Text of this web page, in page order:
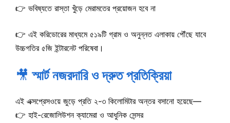
👉 ভবিষ্যতে রাস্তা খুঁড়ে মেরামতের প্রয়োজন হবে না
👉 এই করিডোরের মাধ্যমে ৫১৯টি গ্রাম ও অনুন্নত এলাকায় পৌঁছে যাবে
উচ্চগতির ৫জি ইন্টারনেট পরিষেবা।
🎥স্মার্ট নজরদারি ও দ্রুত প্রতিক্রিয়া
এই এক্সপ্রেসওয়ে জুড়ে প্রতি ২-৩ কিলোমিটার অন্তর বসানো হয়েছে—
👉 হাই-রেজোলিউশন ক্যামেরা ও আধুনিক সেন্সর